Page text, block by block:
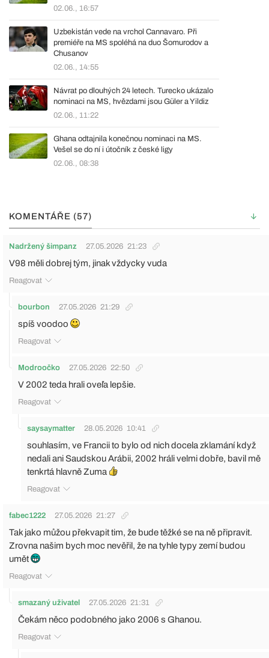
02.06., 16:57
Uzbekistán vede na vrchol Cannavaro. Při
premiéře na MS spoléhá na duo Šomurodov a
Chusanov
02.06., 14:55
Návrat po dlouhých 24 letech. Turecko ukázalo
nominaci na MS, hvězdami jsou Güler a Yildiz
02.06., 11:22
Ghana odtajnila konečnou nominaci na MS.
Vešel se do ní i útočník z české ligy
02.06., 08:38
KOMENTÁŘE (57)
Nadržený šimpanz 27.05.2026 21:23
V98 měli dobrej tým, jinak vždycky vuda
Reagovat
bourbon 27.05.2026 21:29
spíš voodoo
Reagovat
Modroočko 27.05.2026 22:50
V 2002 teda hrali oveľa lepšie.
Reagovat
saysaymatter 28.05.2026 10:41
souhlasím, ve Francii to bylo od nich docela zklamání když
nedali ani Saudskou Arábii, 2002 hráli velmi dobře, bavil mě
tenkrtá hlavně Zuma
Reagovat
fabec1222 27.05.2026 21:27
Tak jako můžou překvapit tim, že bude těžké se na ně připravit.
Zrovna našim bych moc nevěřil, že na tyhle typy zemí budou
umět
Reagovat
smazaný uživatel 27.05.2026 21:31
Čekám něco podobného jako 2006 s Ghanou.
Reagovat